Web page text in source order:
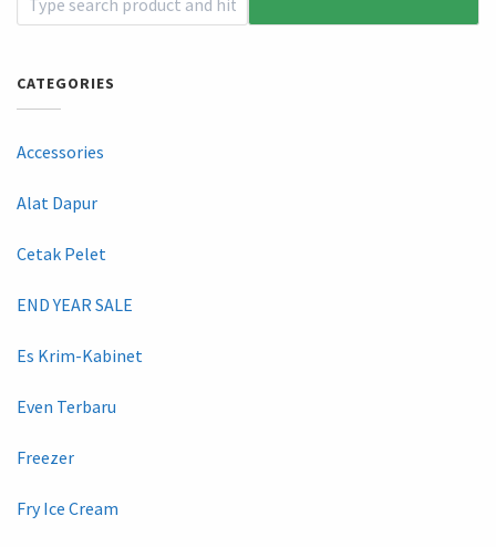
CATEGORIES
Accessories
Alat Dapur
Cetak Pelet
END YEAR SALE
Es Krim-Kabinet
Even Terbaru
Freezer
Fry Ice Cream